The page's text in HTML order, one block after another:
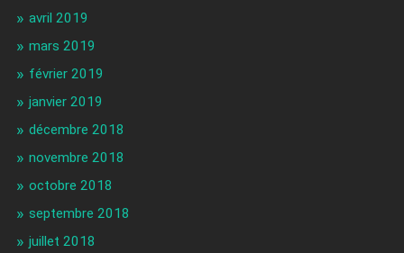
avril 2019
mars 2019
février 2019
janvier 2019
décembre 2018
novembre 2018
octobre 2018
septembre 2018
juillet 2018